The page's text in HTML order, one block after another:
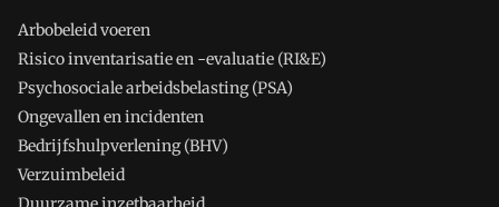
Arbobeleid voeren
Risico inventarisatie en -evaluatie (RI&E)
Psychosociale arbeidsbelasting (PSA)
Ongevallen en incidenten
Bedrijfshulpverlening (BHV)
Verzuimbeleid